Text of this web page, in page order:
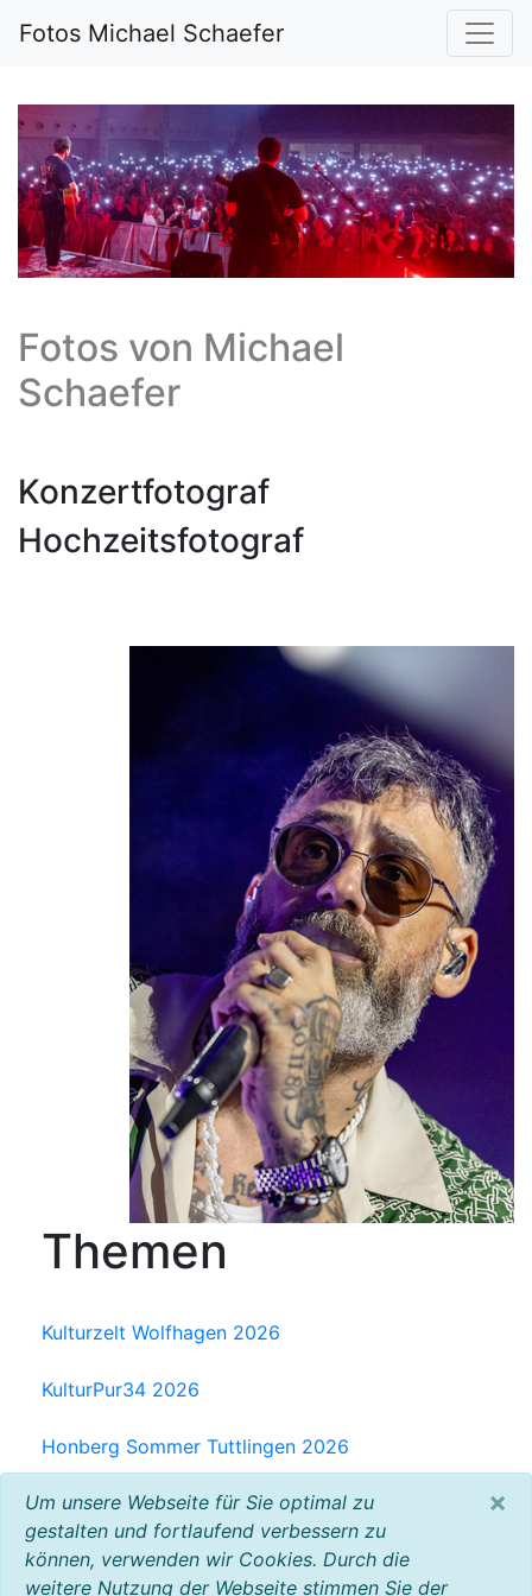
Fotos Michael Schaefer
Fotos von Michael
Schaefer
Konzertfotograf
Hochzeitsfotograf
Themen
Kulturzelt Wolfhagen 2026
KulturPur34 2026
Honberg Sommer Tuttlingen 2026
Milchwerk Musik Festival Radolfzell 2025
Baltic Open Air 2025
VW Bus Festival 2023
Um unsere Webseite für Sie optimal zu
gestalten und fortlaufend verbessern zu
können, verwenden wir Cookies. Durch die
weitere Nutzung der Webseite stimmen Sie der
×